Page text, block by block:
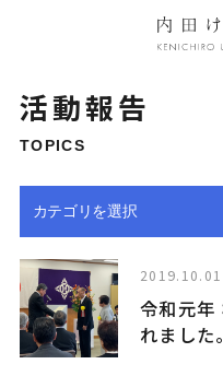
活動報告
TOPICS
2019.10.01
令和元年
れました。